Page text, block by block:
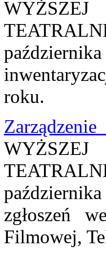
roku.
zgłoszeń
Filmowej,